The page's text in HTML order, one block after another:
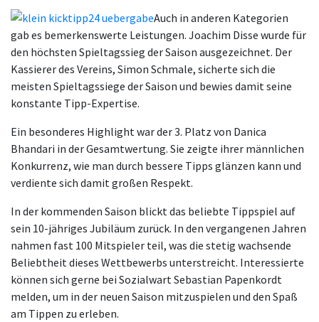
Auch in anderen Kategorien
gab es bemerkenswerte Leistungen. Joachim Disse wurde für
den höchsten Spieltagssieg der Saison ausgezeichnet. Der
Kassierer des Vereins, Simon Schmale, sicherte sich die
meisten Spieltagssiege der Saison und bewies damit seine
konstante Tipp-Expertise.
Ein besonderes Highlight war der 3. Platz von Danica
Bhandari in der Gesamtwertung. Sie zeigte ihrer männlichen
Konkurrenz, wie man durch bessere Tipps glänzen kann und
verdiente sich damit großen Respekt.
In der kommenden Saison blickt das beliebte Tippspiel auf
sein 10-jähriges Jubiläum zurück. In den vergangenen Jahren
nahmen fast 100 Mitspieler teil, was die stetig wachsende
Beliebtheit dieses Wettbewerbs unterstreicht. Interessierte
können sich gerne bei Sozialwart Sebastian Papenkordt
melden, um in der neuen Saison mitzuspielen und den Spaß
am Tippen zu erleben.